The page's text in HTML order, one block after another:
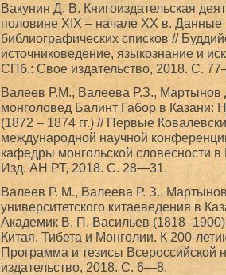
Вакунин Д. В. Книгоиздательская
половине XIX – начале XX в.
библиографических списков //
источниковедение, языкознание и
СПб.: Свое издательство, 2018. С.
Валеев Р.М., Валеева Р.З.,
монголовед Балинт Габор в
(1872 – 1874 гг.) // Первые
международной научной
кафедры монгольской словесности в
Изд. АН РТ, 2018. С. 28—31.
Валеев Р. М., Валеева Р. З.,
университетского китаеведения в
Академик В. П. Васильев (1818–1900)
Китая, Тибета и Монголии. К 200-
Программа и тезисы
издательство, 2018. С. 6—8.